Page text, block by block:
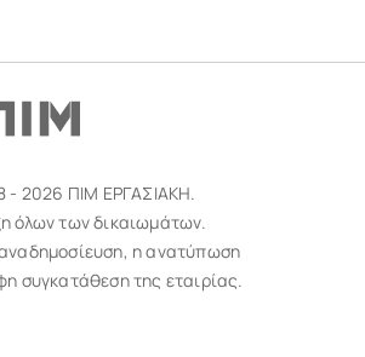
2026 ΠΙΜ ΕΡΓΑΣΙΑΚΗ.
όλων των δικαιωμάτων.
η ανατύπωση
συγκατάθεση της εταιρίας.